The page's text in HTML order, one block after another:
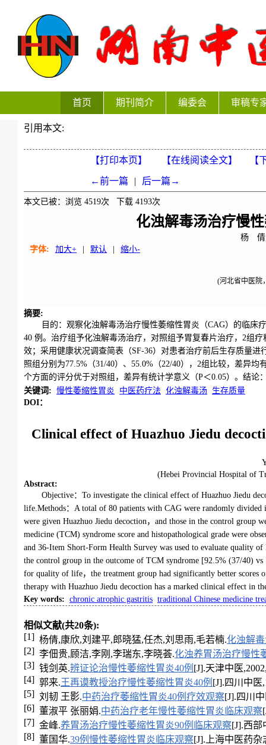
首页 期刊简介 编委会 审稿专
引用本文:
【打印本页】 【在线阅读全文】 【
←前一篇 | 后一篇→
本文已被：浏览 4519次 下载 4193次
化浊解毒汤治疗慢
杨 倩
字体:
加大+ 默认 缩小-
(河北省中医院
摘要:
目的：观察化浊解毒汤治疗慢性萎缩性胃炎（CAG）的临
40 例。治疗组予化浊解毒汤治疗，对照组予胃复春片治疗，2组
效；采用健康状况调查简表（SF-36）对患者治疗前后生存质量
照组分别为77.5%（31/40）、55.0%（22/40），2组比较，差异
个方面的评分优于对照组，差异有统计学意义（P＜0.05）。结
关键词 : 慢性萎缩性胃炎 中医药疗法 化浊解毒汤 生存质量
DOI：
Clinical effect of Huazhuo Jiedu
(Hebei Provincial Hospital of
Abstract:
Objective：To investigate the clinical effect of Huazhuo Jiedu
life.Methods：A total of 80 patients with CAG were randomly divided
were given Huazhuo Jiedu decoction，and those in the control group
medicine (TCM) syndrome score and histopathological grade were
and 36-Item Short-Form Health Survey was used to evaluate quality
the control group in the outcome of TCM syndrome [92.5% (37/40)
for quality of life，the treatment group had significantly better
therapy with Huazhuo Jiedu decoction has a marked clinical effect in
Key words: chronic atrophic gastritis traditional Chinese medicine
相似文献(共20条):
[1] 杨倩,康欣,刘建平,郎晓猛,任杰,刘思雨,毛若楠.化浊解
[2] 李佃贵,顾洁,李刚,李瑞东,李晓荟.化浊养胃汤治疗慢性
[3] 钱剑英.辨证论治慢性萎缩性胃炎40例 [J].天津中医
[4] 郭来.王再谟教授治疗慢性萎缩性胃炎40例 [J].四川中医
[5] 刘韧 王影.中药治疗萎缩性胃炎40例疗效观察[J].四川中
[6] 董淑平 张丽娟.中药治疗老年慢性萎缩性胃炎临床观察
[7] 金峰.养胃汤治疗慢性萎缩性胃炎90例临床观察[J].西部
[8] 董国华.39例慢性萎缩性胃炎临床观察[J].上海中医药杂